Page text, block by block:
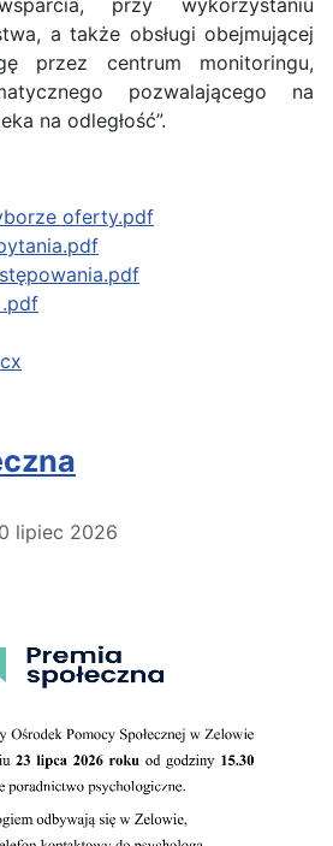
a także obsługi obejmującej
przez centrum monitoringu,
pozwalającego na
na odległość”.
oferty.pdf
lipiec 2026